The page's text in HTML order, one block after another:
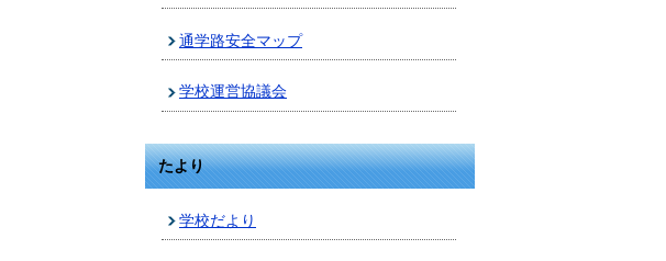
通学路安全マップ
学校運営協議会
たより
学校だより